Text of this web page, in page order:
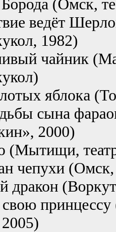
(Омск,
ведёт
1982)
чайник
яблока
сына
2000)
(Мытищи,
чепухи (Омск,
дракон